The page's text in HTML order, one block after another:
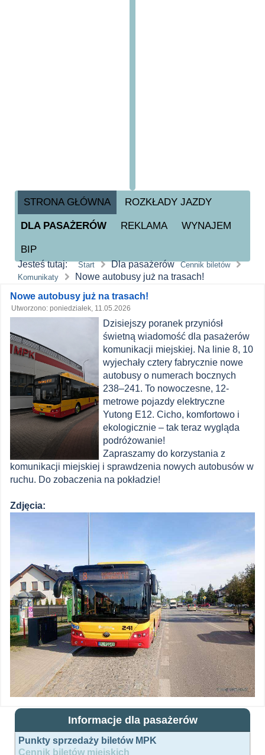
STRONA GŁÓWNA ROZKŁADY JAZDY
DLA PASAŻERÓW REKLAMA WYNAJEM
BIP
Jesteś tutaj: Start Dla pasażerów
Cennik biletów
Komunikaty
Nowe autobusy już na trasach!
Zawartość
główna
MPK
Łomża
Nowe autobusy już na trasach!
Utworzono: poniedziałek, 11.05.2026
Dzisiejszy poranek przyniósł
świetną wiadomość dla pasażerów
komunikacji miejskiej. Na linie 8, 10
wyjechały cztery fabrycznie nowe
autobusy o numerach bocznych
238–241. To nowoczesne, 12-
metrowe pojazdy elektryczne
Yutong E12. Cicho, komfortowo i
ekologicznie – tak teraz wygląda
podróżowanie!
Zapraszamy do korzystania z
komunikacji miejskiej i sprawdzenia nowych autobusów w
ruchu. Do zobaczenia na pokładzie!
Zdjęcia:
Informacje dla pasażerów
Punkty sprzedaży biletów MPK
Cennik biletów miejskich